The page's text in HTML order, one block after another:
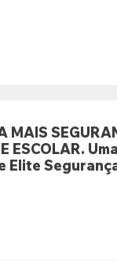
MAIS
ESCOLAR.
Elite